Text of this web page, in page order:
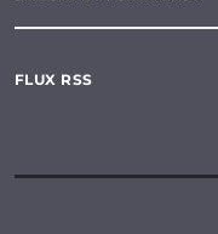
FLUX RSS